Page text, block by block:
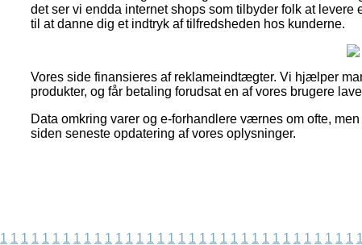
det ser vi endda internet shops som tilbyder folk at
til at danne dig et indtryk af tilfredsheden hos kunderne.
Vores side finansieres af reklameindtægter. Vi hjælper
produkter, og får betaling forudsat en af vores brugere
Data omkring varer og e-forhandlere værnes om ofte,
siden seneste opdatering af vores oplysninger.
1 1 1 1 1 1 1 1 1 1 1 1 1 1 1 1 1 1 1 1 1 1 1 1 1 1 1 1 1 1 1 1 1 1 1